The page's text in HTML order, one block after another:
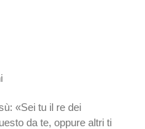
«Sei tu il re dei
da te, oppure altri ti